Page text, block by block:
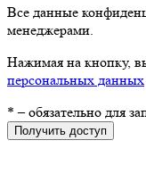
Все данные
менеджерами.
Нажимая на кнопку,
персональных данных
* – обязательно для
Получить доступ